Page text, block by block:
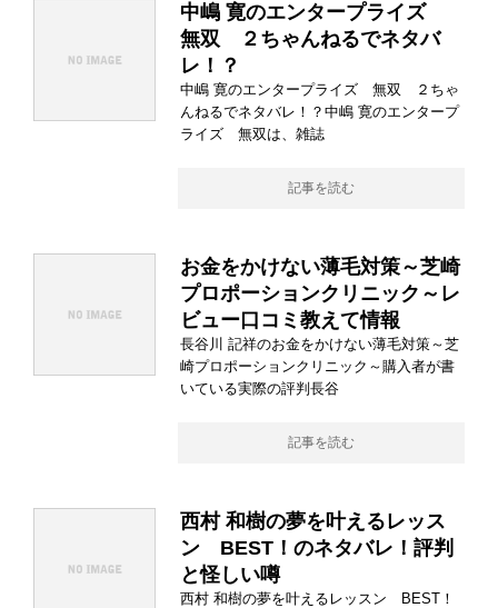
中嶋 寛のエンタープライズ
無双 ２ちゃんねるでネタバ
レ！？
中嶋 寛のエンタープライズ 無双 ２ちゃ
んねるでネタバレ！？中嶋 寛のエンタープ
ライズ 無双は、雑誌
記事を読む
お金をかけない薄毛対策～芝崎
プロポーションクリニック～レ
ビュー口コミ教えて情報
長谷川 記祥のお金をかけない薄毛対策～芝
崎プロポーションクリニック～購入者が書
いている実際の評判長谷
記事を読む
西村 和樹の夢を叶えるレッス
ン BEST！のネタバレ！評判
と怪しい噂
西村 和樹の夢を叶えるレッスン BEST！